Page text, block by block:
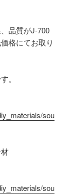
品質がJ-700
格にてお取り
。
sou
sou